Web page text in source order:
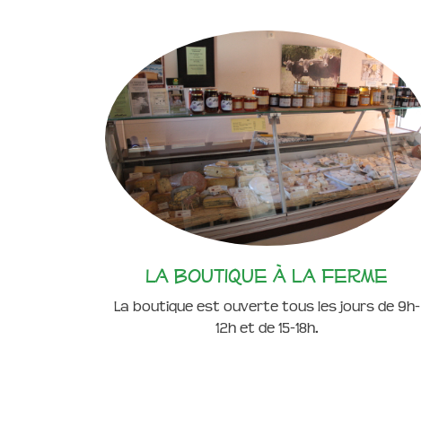
La boutique à la ferme
La boutique est ouverte tous les jours de 9h-
12h et de 15-18h.